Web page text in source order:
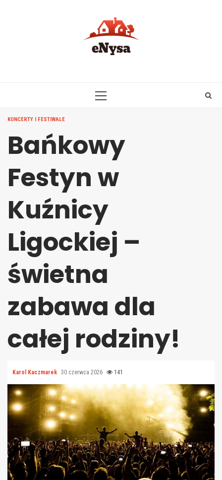
PRIMARY
KONCERTY I FESTIWALE
Bańkowy
Festyn w
Kuźnicy
Ligockiej –
świetna
zabawa dla
całej rodziny!
Karol Kaczmarek 30 czerwca 2026 141